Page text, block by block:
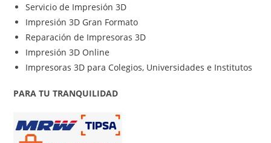
Servicio de Impresión 3D
Impresión 3D Gran Formato
Reparación de Impresoras 3D
Impresión 3D Online
Impresoras 3D para Colegios, Universidades e Institutos
PARA TU TRANQUILIDAD